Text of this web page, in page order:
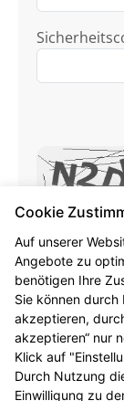
Ich habe
Kenntnis
Formular
Alle mit *
Cookie
Auf unserer
Angebote zu
benötigen Ihre
Sie können durch
akzeptieren,
akzeptieren“ nur
Klick auf
Durch Nutzung
Einwilligung zu